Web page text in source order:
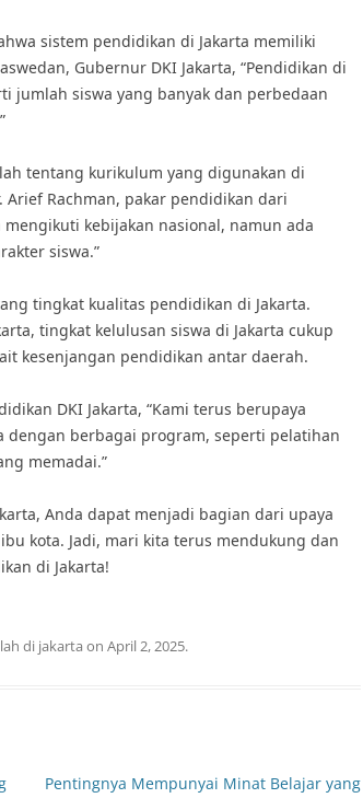
sistem pendidikan di Jakarta memiliki
Gubernur DKI Jakarta, “Pendidikan di
jumlah siswa yang banyak dan perbedaan
tentang kurikulum yang digunakan di
Arief Rachman, pakar pendidikan dari
kebijakan nasional, namun ada
siswa.”
tingkat kualitas pendidikan di Jakarta.
tingkat kelulusan siswa di Jakarta cukup
kesenjangan pendidikan antar daerah.
DKI Jakarta, “Kami terus berupaya
dengan berbagai program, seperti pelatihan
memadai.”
Anda dapat menjadi bagian dari upaya
kota. Jadi, mari kita terus mendukung dan
di Jakarta!
di jakarta on April 2, 2025.
Pentingnya Mempunyai Minat Belajar yang